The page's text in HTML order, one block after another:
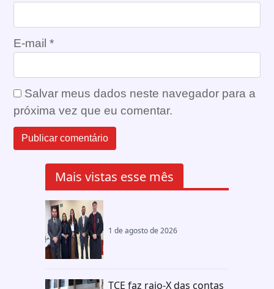
E-mail *
Salvar meus dados neste navegador para a
próxima vez que eu comentar.
Mais vistas esse mês
1 de agosto de 2026
TCE faz raio-X das contas